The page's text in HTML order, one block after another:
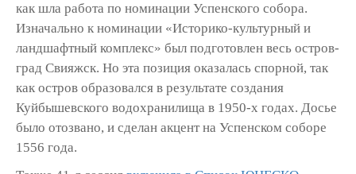
как шла работа по номинации Успенского собора.
Изначально к номинации «Историко-культурный и
ландшафтный комплекс» был подготовлен весь остров-
град Свияжск. Но эта позиция оказалась спорной, так
как остров образовался в результате создания
Куйбышевского водохранилища в 1950-х годах. Досье
было отозвано, и сделан акцент на Успенском соборе
1556 года.